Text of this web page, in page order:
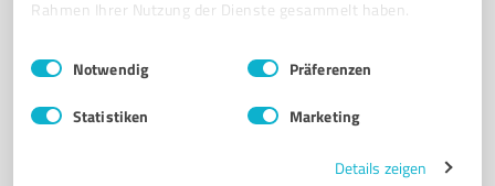
Rahmen Ihrer Nutzung der Dienste gesammelt haben.
Impressum Datenschutzbestimmungen
Einwilligungsauswahl
Notwendig Präferenzen
Statistiken Marketing
Details zeigen
Tel. 0521 1639140
info@ecommerce-werkstatt.de
Nicht bewertet